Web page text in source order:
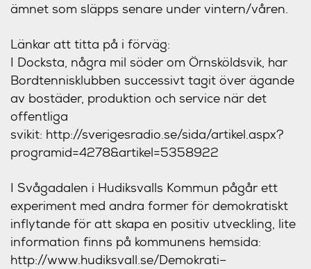
ämnet som släpps senare under vintern/våren.
Länkar att titta på i förväg:
I Docksta, några mil söder om Örnsköldsvik, har
Bordtennisklubben successivt tagit över ägande
av bostäder, produktion och service när det
offentliga
svikit: http://sverigesradio.se/sida/artikel.aspx?
programid=4278&artikel=5358922
I Svågadalen i Hudiksvalls Kommun pågår ett
experiment med andra former för demokratiskt
inflytande för att skapa en positiv utveckling, lite
information finns på kommunens hemsida:
http://www.hudiksvall.se/Demokrati–